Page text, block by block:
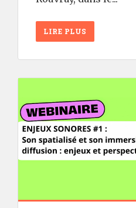
LIRE PLUS